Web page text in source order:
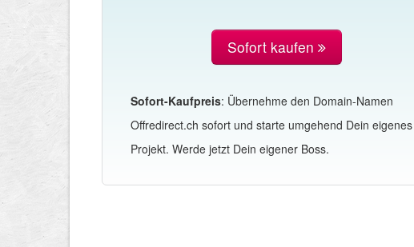
Sofort kaufen
Sofort-Kaufpreis: Übernehme den Domain-Namen
Offredirect.ch sofort und starte umgehend Dein eigenes
Projekt. Werde jetzt Dein eigener Boss.